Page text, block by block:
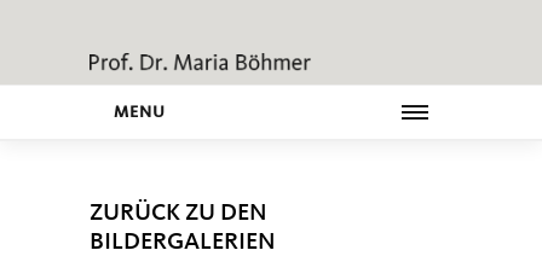
MENU
ZURÜCK ZU DEN
BILDERGALERIEN